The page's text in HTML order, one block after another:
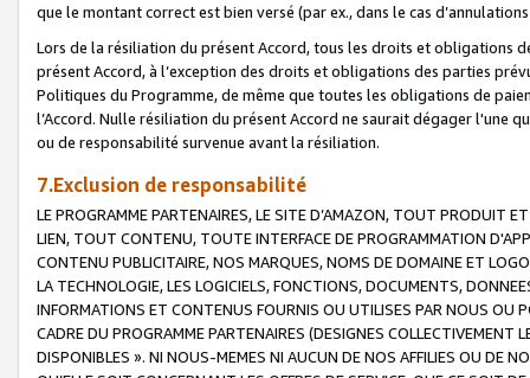
que le montant correct est bien versé (par ex., dans le cas
Lors de la résiliation du présent Accord, tous les droits et obligations
présent Accord, à l’exception des droits et obligations des parties
Politiques du Programme, de même que toutes les obligations de
l’Accord. Nulle résiliation du présent Accord ne saurait dégager l'une
ou de responsabilité survenue avant la résiliation.
7.Exclusion de responsabilité
LE PROGRAMME PARTENAIRES, LE SITE D’AMAZON, TOUT PRODUIT
LIEN, TOUT CONTENU, TOUTE INTERFACE DE PROGRAMMATION
CONTENU PUBLICITAIRE, NOS MARQUES, NOMS DE DOMAINE ET
LA TECHNOLOGIE, LES LOGICIELS, FONCTIONS, DOCUMENTS,
INFORMATIONS ET CONTENUS FOURNIS OU UTILISES PAR NOUS OU
CADRE DU PROGRAMME PARTENAIRES (DESIGNES COLLECTIVEMENT
DISPONIBLES ». NI NOUS-MEMES NI AUCUN DE NOS AFFILIES OU DE